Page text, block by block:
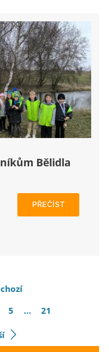
Bělidla
PŘEČÍST
5 ... 21